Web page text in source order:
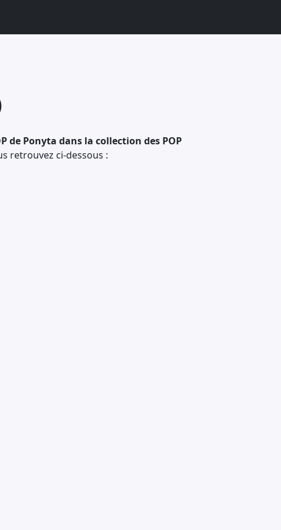
de Ponyta dans la collection des POP
retrouvez ci-dessous :